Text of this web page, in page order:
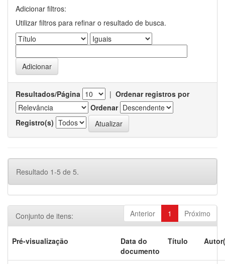
Adicionar filtros:
Utilizar filtros para refinar o resultado de busca.
Resultados/Página | Ordenar registros por
Ordenar
Registro(s)
Resultado 1-5 de 5.
Anterior 1 Próximo
Conjunto de itens:
Pré-visualização
Data do
documento
Título